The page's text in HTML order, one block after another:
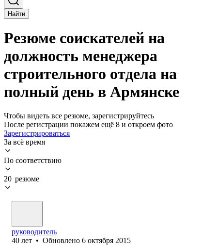
Найти
Резюме соискателей на
должность менеджера
строительного отдела на
полный день в Армянске
Чтобы видеть все резюме, зарегистрируйтесь
После регистрации покажем ещё 8 и откроем фото
Зарегистрироваться
За всё время
По соответствию
20 резюме
руководитель
40 лет • Обновлено 6 октября 2015